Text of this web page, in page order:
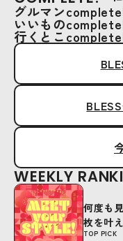
グルマン
いいもの
行くとこ
WEEKLY
TOP PICK
何度も
枚を叶